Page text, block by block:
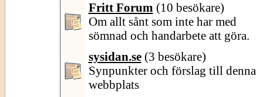
Fritt Forum (10 besökare)
Om allt sånt som inte har med
sömnad och handarbete att göra.
sysidan.se (3 besökare)
Synpunkter och förslag till denna
webbplats